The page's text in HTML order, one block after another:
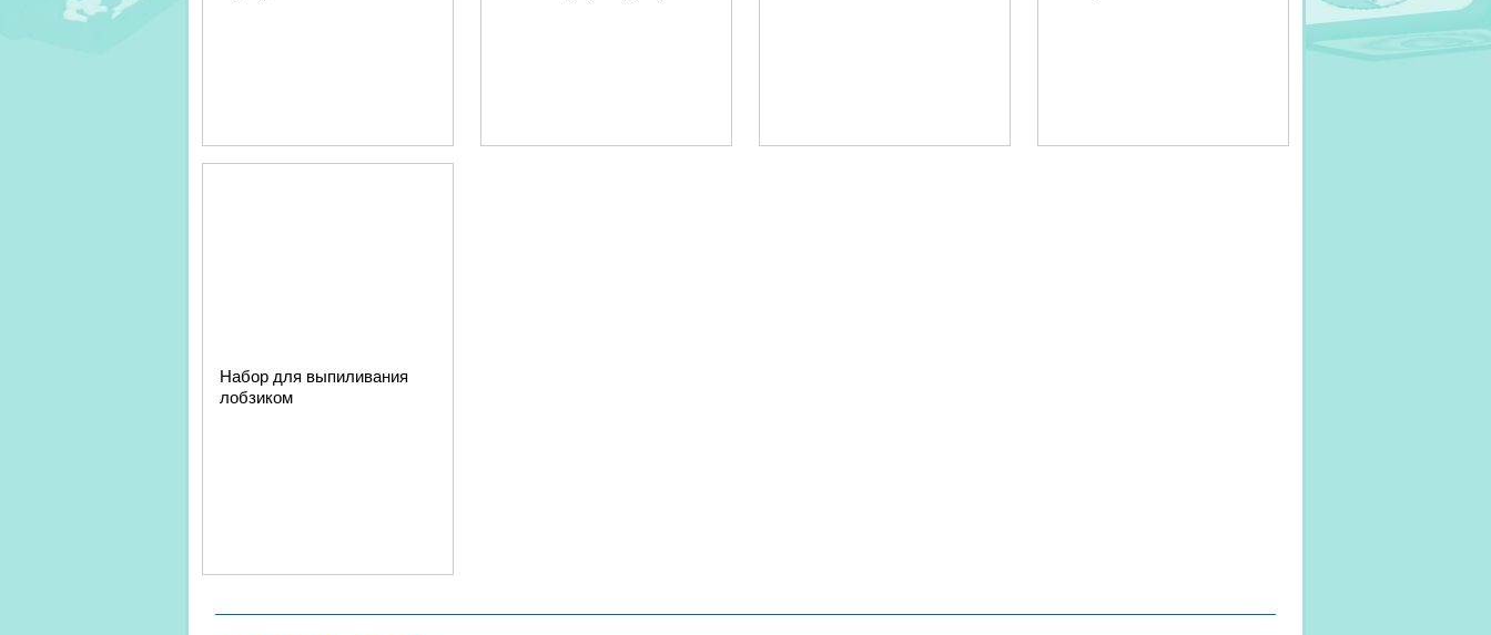
Набор для выпиливания
лобзиком